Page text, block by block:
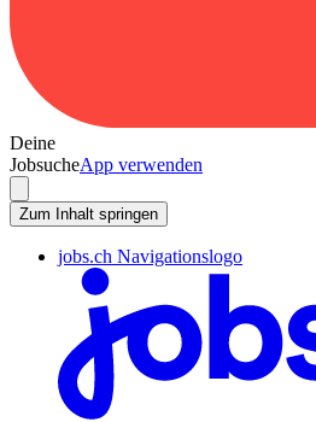
Deine
JobsucheApp verwenden
Zum Inhalt springen
jobs.ch Navigationslogo